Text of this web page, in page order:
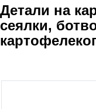
Детали на
сеялки,